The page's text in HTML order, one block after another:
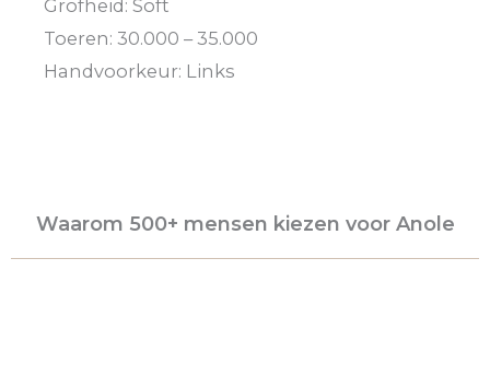
Grofheid: Soft
Toeren: 30.000 – 35.000
Handvoorkeur: Links
Waarom 500+ mensen kiezen voor Anole